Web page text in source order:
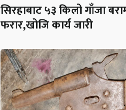
सिरहाबाट ५३ किलो गाँजा
फरार,खोजि कार्य जारी